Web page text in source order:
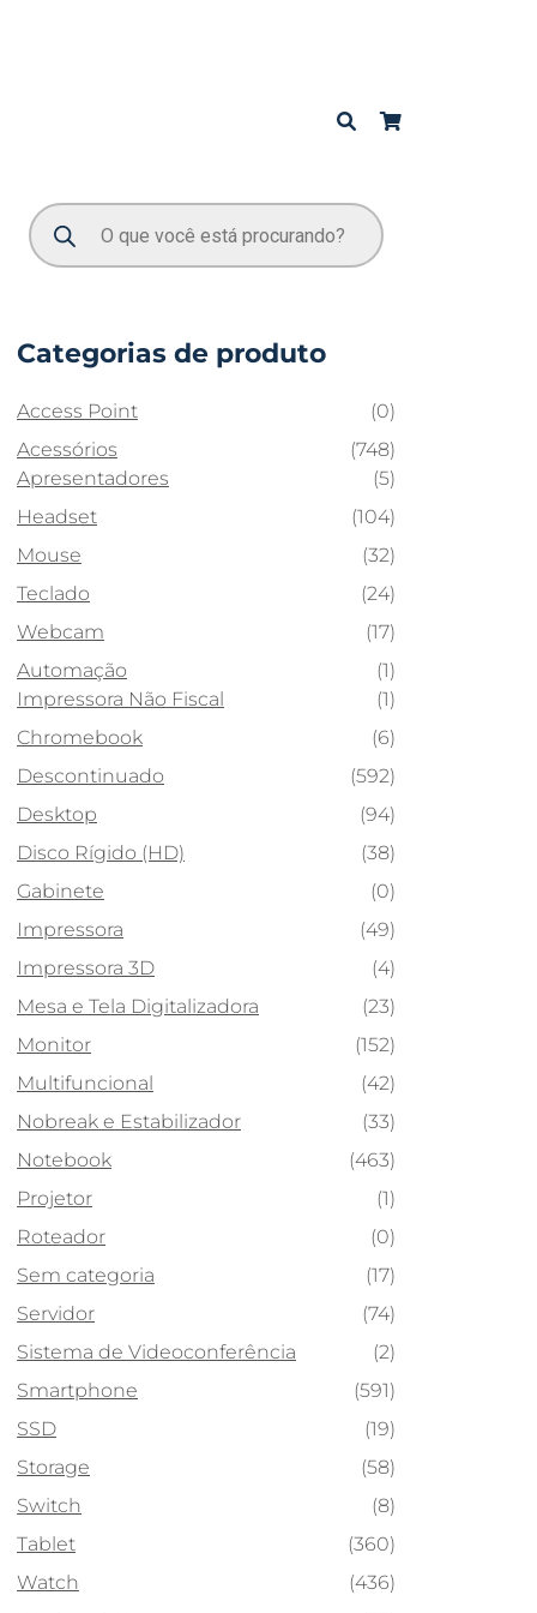
Categorias de produto
Access Point
(0)
Acessórios
(748)
Apresentadores
(5)
Headset
(104)
Mouse
(32)
Teclado
(24)
Webcam
(17)
Automação
(1)
Impressora Não Fiscal
(1)
Chromebook
(6)
Descontinuado
(592)
Desktop
(94)
Disco Rígido (HD)
(38)
Gabinete
(0)
Impressora
(49)
Impressora 3D
(4)
Mesa e Tela Digitalizadora
(23)
Monitor
(152)
Multifuncional
(42)
Nobreak e Estabilizador
(33)
Notebook
(463)
Projetor
(1)
Roteador
(0)
Sem categoria
(17)
Servidor
(74)
Sistema de Videoconferência
(2)
Smartphone
(591)
SSD
(19)
Storage
(58)
Switch
(8)
Tablet
(360)
Watch
(436)